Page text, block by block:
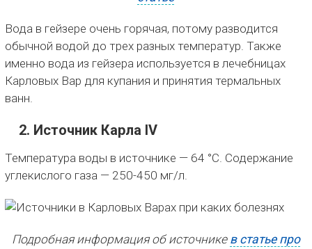
Вода в гейзере очень горячая, потому разводится
обычной водой до трех разных температур. Также
именно вода из гейзера используется в лечебницах
Карловых Вар для купания и принятия термальных
ванн.
2. Источник Карла IV
Температура воды в источнике — 64 °C. Содержание
углекислого газа — 250-450 мг/л.
Подробная информация об источнике в статье про